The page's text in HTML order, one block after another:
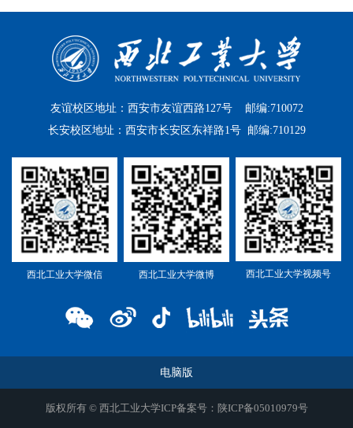
友谊校区地址：西安市友谊西路127号 邮编:710072
长安校区地址：西安市长安区东祥路1号 邮编:710129
西北工业大学微信 西北工业大学微博 西北工业大学视频号
电脑版
版权所有 © 西北工业大学ICP备案号：陕ICP备05010979号